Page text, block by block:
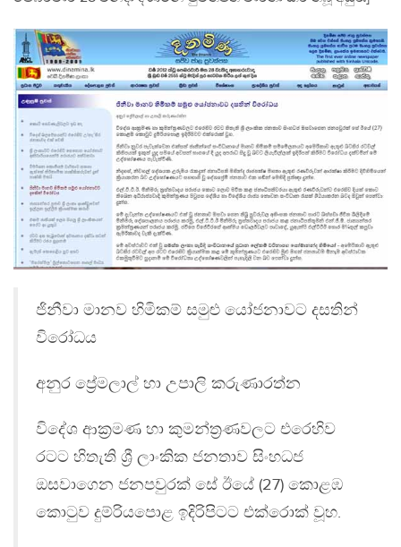
ජිනීවා මානව හිමිකම් සමුළු යෝජනාවට දසතින්
විරෝධය
අනුර ප්‍රේමලාල් හා උපාලි කරුණාරත්න
විදේශ ආක්‍රමණ හා කුමන්ත්‍රණවලට එරෙහිව
රටට හිතැති ශ්‍රී ලාංකික ජනතාව සිංහධජ
ඔසවාගෙන ජනපවුරක් සේ ඊයේ (27) කොළඹ
කොටුව දුම්රියපොළ ඉදිරිපිටට එක්රොක් වූහ.